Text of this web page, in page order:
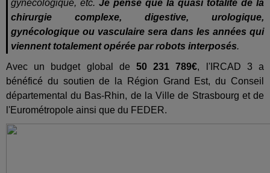
gynécologique, etc. Je pense que la quasi totalité de la
chirurgie complexe, digestive, urologique,
gynécologique ou vasculaire sera dans les années qui
viennent totalement opérée par robots interposés.
Avec un budget global de 50 231 789€, l'IRCAD 3 a
bénéficé du soutien de la Région Grand Est, du Conseil
départemental du Bas-Rhin, de la Ville de Strasbourg et de
l'Eurométropole ainsi que du FEDER.